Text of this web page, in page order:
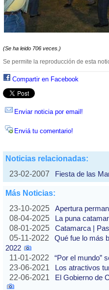
(Se ha leido 706 veces.)
Se permite la reproducción de esta
Compartir en Facebook
Enviar noticia por email!
Enviá tu comentario!
Noticias relacionadas:
23-02-2007
Fiesta de las
Más Noticias:
23-10-2025
Apertura
08-04-2025
La puna
08-01-2025
Catamarca |
05-11-2022
Qué fue lo más
2022
11-01-2022
“Por el mundo”
23-06-2021
Los atractivos
22-06-2021
El Gobierno de